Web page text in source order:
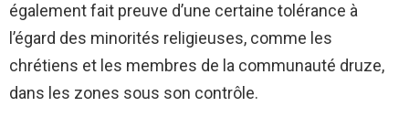
également fait preuve d’une certaine tolérance à
l’égard des minorités religieuses, comme les
chrétiens et les membres de la communauté druze,
dans les zones sous son contrôle.